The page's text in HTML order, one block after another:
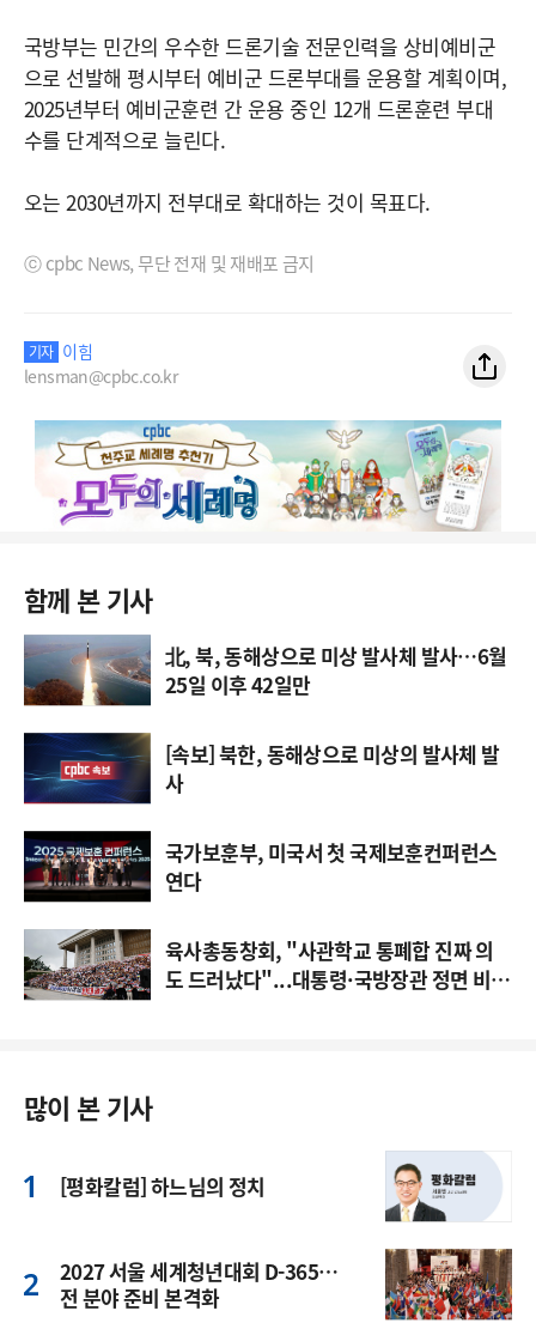
국방부는 민간의 우수한 드론기술 전문인력을 상비예비군
으로 선발해 평시부터 예비군 드론부대를 운용할 계획이며,
2025년부터 예비군훈련 간 운용 중인 12개 드론훈련 부대
수를 단계적으로 늘린다.
오는 2030년까지 전부대로 확대하는 것이 목표다.
ⓒ cpbc News, 무단 전재 및 재배포 금지
기자 이힘
lensman@cpbc.co.kr
함께 본 기사
北, 북, 동해상으로 미상 발사체 발사…6월
25일 이후 42일만
[속보] 북한, 동해상으로 미상의 발사체 발
사
국가보훈부, 미국서 첫 국제보훈컨퍼런스
연다
육사총동창회, "사관학교 통폐합 진짜 의
도 드러났다"...대통령·국방장관 정면 비
많이 본 기사
[평화칼럼] 하느님의 정치
2027 서울 세계청년대회 D-365…
전 분야 준비 본격화